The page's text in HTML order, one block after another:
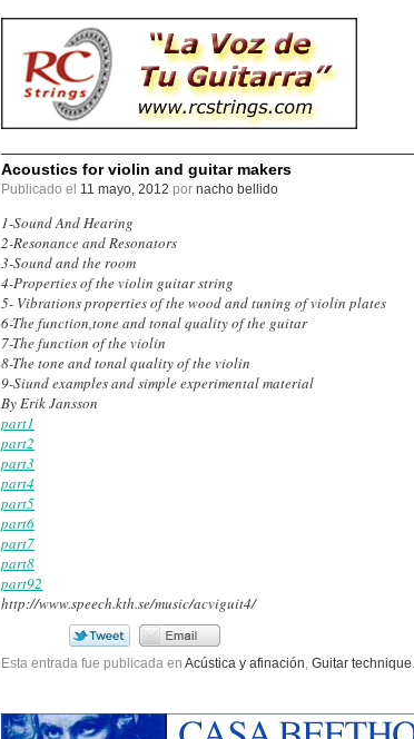
Acoustics for violin and guitar makers
Publicado el 11 mayo, 2012 por nacho bellido
1-Sound And Hearing
2-Resonance and Resonators
3-Sound and the room
4-Properties of the violin guitar string
5- Vibrations properties of the wood and tuning of violin plates
6-The function,tone and tonal quality of the guitar
7-The function of the violin
8-The tone and tonal quality of the violin
9-Siund examples and simple experimental material
By Erik Jansson
part1
part2
part3
part4
part5
part6
part7
part8
part92
http://www.speech.kth.se/music/acviguit4/
Esta entrada fue publicada en Acústica y afinación Guitar technique